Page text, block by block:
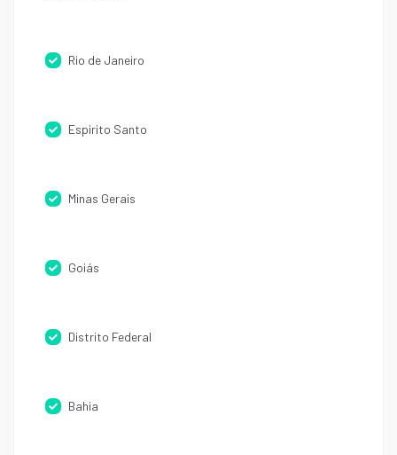
Rio de Janeiro
Espirito Santo
Minas Gerais
Goiás
Distrito Federal
Bahia